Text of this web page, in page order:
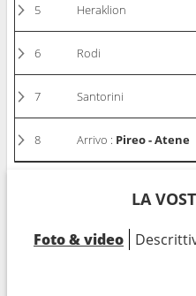
5 Heraklion
6 Rodi
7 Santorini
8 Arrivo : Pireo - Atene
LA
Foto & video